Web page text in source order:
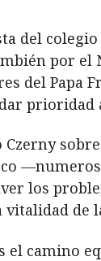
del
por
del Papa
prioridad
los
de
el camino